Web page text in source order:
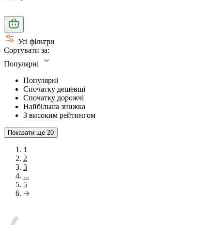
Усі фільтри
Сортувати за:
Популярні
Популярні
Спочатку дешевші
Спочатку дорожчі
Найбільша знижка
З високим рейтингом
Показати ще 20
1
2
3
...
5